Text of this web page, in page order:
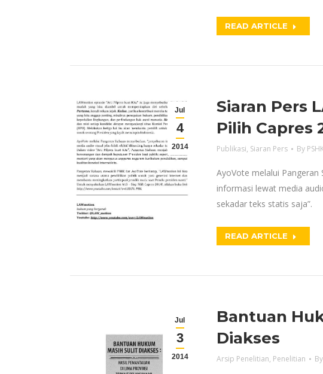
READ ARTICLE
Jul
4
2014
Siaran Pers
Pilih Capres
Publikasi, Siaran Pers By
AyoVote melalui Pangeran
informasi lewat media
sekadar teks statis saja”.
READ ARTICLE
Jul
3
2014
Bantuan
Diakses
Arsip Penelitian, Penelitian By